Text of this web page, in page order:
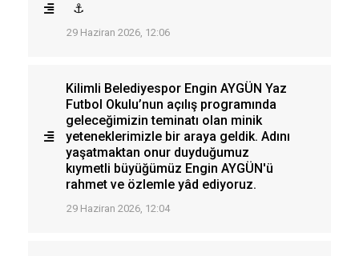
⚓
29 Haziran 2026, 12:06
Kilimli Belediyespor Engin AYGÜN Yaz
Futbol Okulu’nun açılış programında
geleceğimizin teminatı olan minik
yeteneklerimizle bir araya geldik. Adını
yaşatmaktan onur duyduğumuz
kıymetli büyüğümüz Engin AYGÜN'ü
rahmet ve özlemle yâd ediyoruz.
29 Haziran 2026, 12:04